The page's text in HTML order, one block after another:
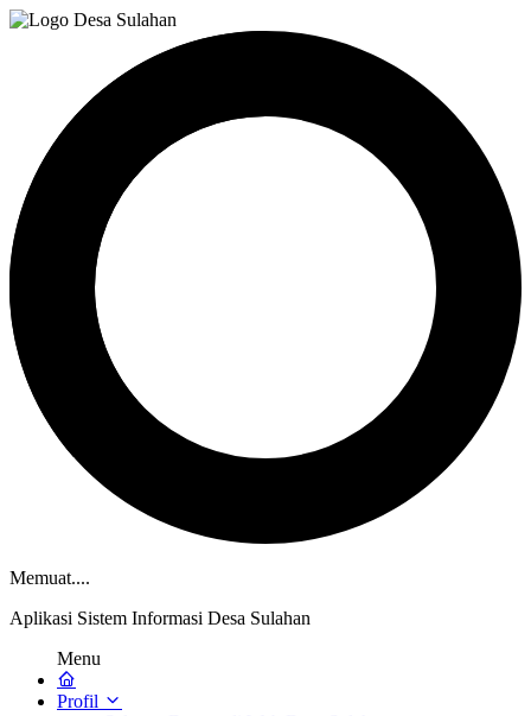
Memuat....
Aplikasi Sistem Informasi Desa Sulahan
Menu
Profil